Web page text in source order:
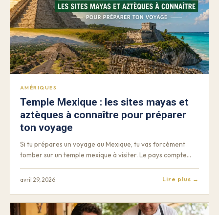
AMÉRIQUES
Temple Mexique : les sites mayas et
aztèques à connaître pour préparer
ton voyage
Si tu prépares un voyage au Mexique, tu vas forcément
tomber sur un temple mexique à visiter. Le pays compte…
avril 29, 2026 Lire plus →